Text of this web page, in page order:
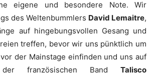
eigene und besondere Note. Wir
des Weltenbummlers David Lemaitre,
auf hingebungsvollen Gesang und
treffen, bevor wir uns pünktlich um
der Mainstage einfinden und uns auf
französischen Band Talisco